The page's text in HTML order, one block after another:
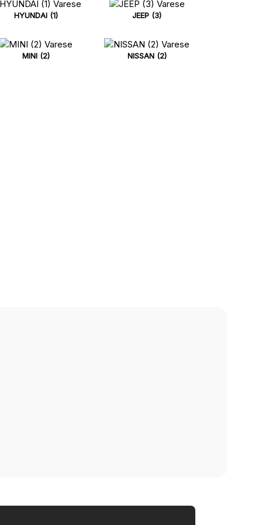
HYUNDAI (1) JEEP (3)
MINI (2) NISSAN (2)